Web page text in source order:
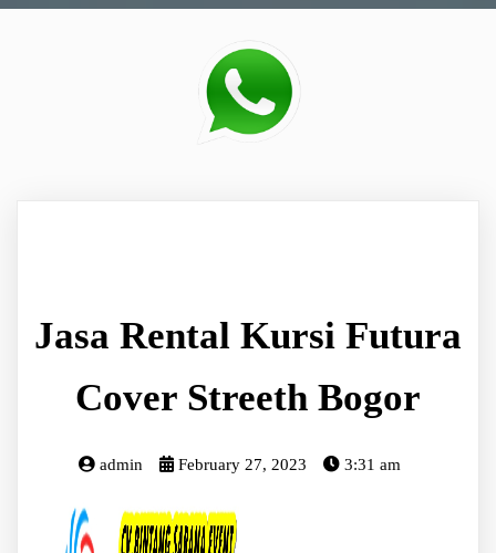
Jasa Rental Kursi Futura
Cover Streeth Bogor
admin February 27, 2023 3:31 am